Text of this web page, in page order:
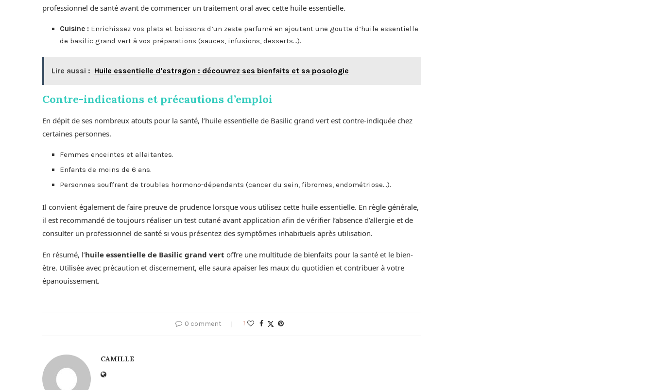
professionnel de santé avant de commencer un traitement oral avec cette huile essentielle.
Cuisine : Enrichissez vos plats et boissons d’un zeste parfumé en ajoutant une goutte d’huile essentielle
de basilic grand vert à vos préparations (sauces, infusions, desserts…).
Lire aussi : Huile essentielle d'estragon : découvrez ses bienfaits et sa posologie
Contre-indications et précautions d’emploi
En dépit de ses nombreux atouts pour la santé, l’huile essentielle de Basilic grand vert est contre-indiquée chez
certaines personnes.
Femmes enceintes et allaitantes.
Enfants de moins de 6 ans.
Personnes souffrant de troubles hormono-dépendants (cancer du sein, fibromes, endométriose…).
Il convient également de faire preuve de prudence lorsque vous utilisez cette huile essentielle. En règle générale,
il est recommandé de toujours réaliser un test cutané avant application afin de vérifier l’absence d’allergie et de
consulter un professionnel de santé si vous présentez des symptômes inhabituels après utilisation.
En résumé, l’huile essentielle de Basilic grand vert offre une multitude de bienfaits pour la santé et le bien-
être. Utilisée avec précaution et discernement, elle saura apaiser les maux du quotidien et contribuer à votre
épanouissement.
0 comment 1
CAMILLE